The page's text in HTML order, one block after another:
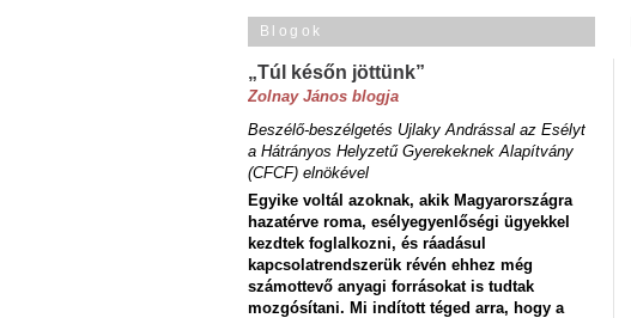
Blogok
„Túl későn jöttünk”
Zolnay János blogja
Beszélő-beszélgetés Ujlaky Andrással az Esélyt
a Hátrányos Helyzetű Gyerekeknek Alapítvány
(CFCF) elnökével
Egyike voltál azoknak, akik Magyarországra
hazatérve roma, esélyegyenlőségi ügyekkel
kezdtek foglalkozni, és ráadásul
kapcsolatrendszerük révén ehhez még
számottevő anyagi forrásokat is tudtak
mozgósítani. Mi indított téged arra, hogy a